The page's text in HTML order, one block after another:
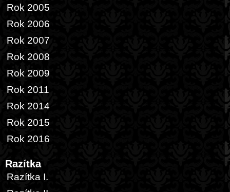
Rok 2005
Rok 2006
Rok 2007
Rok 2008
Rok 2009
Rok 2011
Rok 2014
Rok 2015
Rok 2016
Razítka
Razítka I.